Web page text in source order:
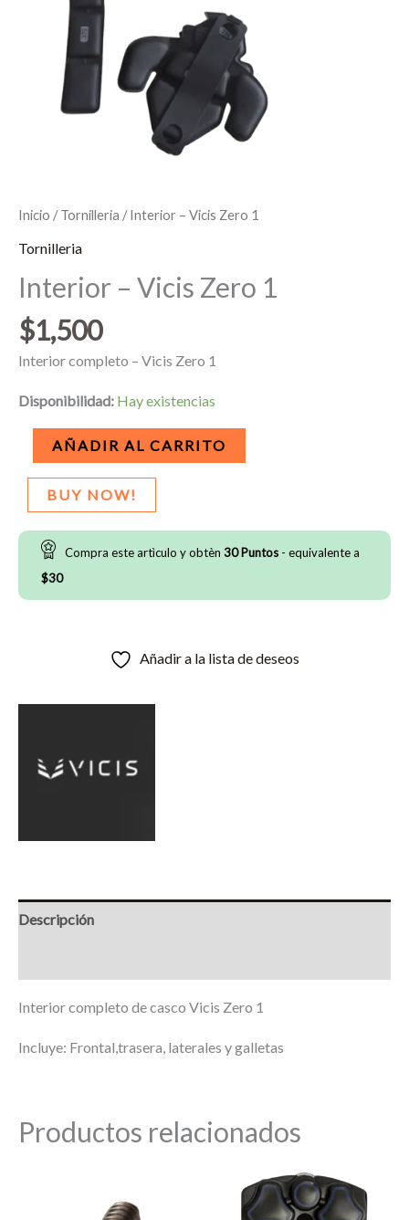
Inicio /Tornilleria / Interior – Vicis Zero 1
Tornilleria
Interior – Vicis Zero 1
$1,500
Interior completo – Vicis Zero 1
Disponibilidad: Hay existencias
Interior
Vicis
Zero
1
AÑADIR AL CARRITO
BUY NOW!
Compra este artìculo y obtèn 30Puntos - equivalente a
$30
Añadir a la lista de deseos
Descripción
Interior completo de casco Vicis Zero 1
Incluye: Frontal,trasera, laterales y galletas
Productos relacionados